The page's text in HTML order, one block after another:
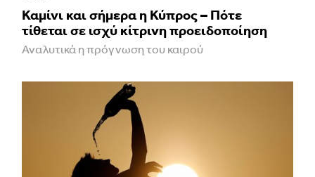
Καμίνι και σήμερα η Κύπρος – Πότε
τίθεται σε ισχύ κίτρινη προειδοποίηση
Αναλυτικά η πρόγνωση του καιρού